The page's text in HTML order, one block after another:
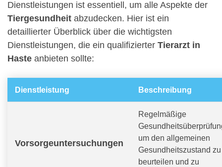
Dienstleistungen ist essentiell, um alle Aspekte der
Tiergesundheit abzudecken. Hier ist ein
detaillierter Überblick über die wichtigsten
Dienstleistungen, die ein qualifizierter Tierarzt in
Haste anbieten sollte:
Dienstleistung Beschreibung
Vorsorgeuntersuchungen
Regelmäßige
um den allgemeinen
Gesundheitszustand zu
beurteilen und zu